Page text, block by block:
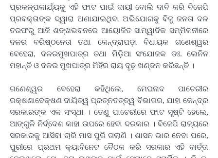
ପ୍ରକଳ୍ପକାର୍ଯ୍ୟକୁ ଏହି ଫାଟ ପାଇଁ ଦାୟୀ ବୋଲି ଦାବି କରି ବିଜେପି
ପ୍ରବକ୍ତାଙ୍କ ଦ୍ୱାରା ଅଣାଯାଇଥିବା ଅଭିଯୋଗକୁ ବିଜୁ ଜନତା ଦଳ
ତରଫରୁ ଆଜି ଶଙ୍ଖଭବନରେ ଆୟୋଜିତ ସାମ୍ୱାଦିକ ସମ୍ମିଳନୀରେ
ଦଳର ବରିଷ୍ଠନେତା ତଥା କେନ୍ଦ୍ରାପଡ଼ା ବିଧାୟକ ଗଣେଶ୍ୱର
ବେହେରା, ଦଳରମୁଖପାତ୍ର ତଥା ମିଡ଼ିଆ ସଂଯୋଜକ ଡଃ. ଲେନିନ
ମହାନ୍ତି ଓ ଦଳର ମୁଖପାତ୍ର ମିହିର ରାୟ ଦୃଢ଼ ଖଣ୍ଡନ କରିଛନ୍ତି ।
ଗଣେଶ୍ୱର ବେହେରା କହିଥିଲେ, ମେଘନାଦ ପାଚେରୀର
ରକ୍ଷଣାବେକ୍ଷଣ ଦାୟିତ୍ୱ ପ୍ରତ୍ନତତ୍ତ୍ୱ ବିଭାଗର, ଯାହା କେନ୍ଦ୍ର
ସରକାରଙ୍କ ଏକ ସଂସ୍ଥା । ତେଣୁ ପାଚେରୀରେ ଫାଟ ସୃଷ୍ଟି ହେଲେ,
ଆଙ୍ଗୁଳି ନିର୍ଦ୍ଦେଶ କାହା ଉପରେ ହେବା ଦରକାର । ବିଜେପି ରାଜ୍ୟରେ
ସରକାରକୁ ଆସିବା ଚାରି ମାସ ପୁରି ଗଲାଣି । ଶାସନ ଭାର ନେବା ପରେ,
ପୁରୀରେ ପ୍ରଥମ କ୍ୟାବିନେଟ ବୈଠକ କରି ସରକାର ଏହି ବାର୍ତ୍ତା